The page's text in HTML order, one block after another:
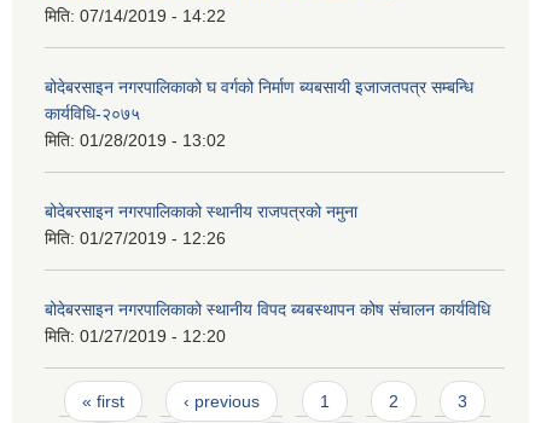
मिति: 07/14/2019 - 14:22
बोदेबरसाइन नगरपालिकाको घ वर्गको निर्माण ब्यबसायी इजाजतपत्र सम्बन्धि
कार्यविधि-२०७५
मिति: 01/28/2019 - 13:02
बोदेबरसाइन नगरपालिकाको स्थानीय राजपत्रको नमुना
मिति: 01/27/2019 - 12:26
बोदेबरसाइन नगरपालिकाको स्थानीय विपद ब्यबस्थापन कोष संचालन कार्यविधि
मिति: 01/27/2019 - 12:20
Pages
« first ‹ previous 1 2 3